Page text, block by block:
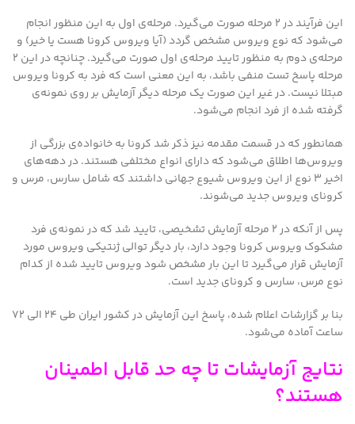
این فرآیند در ۲ مرحله صورت می‌گیرد. مرحله‌ی اول به این منظور انجام
می‌شود که نوع ویروس مشخص گردد (آیا ویروس کرونا هست یا خیر) و
مرحله‌ی دوم به منظور تایید مرحله‌ی اول صورت می‌گیرد. چنانچه در این ۲
مرحله پاسخ تست منفی باشد، به این معنی است که فرد به کرونا ویروس
مبتلا نیست. در غیر این صورت یک مرحله دیگر آزمایش بر روی نمونه‌ی
گرفته شده از فرد انجام می‌شود.
همانطور که در قسمت مقدمه نیز ذکر شد کرونا به خانواده‌ی بزرگی از
ویروس‌ها اطلاق می‌شود که دارای انواع مختلفی هستند. در دهه‌های
اخیر ۳ نوع از این ویروس شیوع جهانی داشتند که شامل سارس، مرس و
کرونای ویروس جدید می‌شوند.
پس از آنکه در ۲ مرحله آزمایش تشخیصی، تایید شد که در نمونه‌ی فرد
مشکوک ویروس کرونا وجود دارد، بار دیگر توالی ژنتیکی ویروس مورد
آزمایش قرار می‌گیرد تا این بار مشخص شود ویروس تایید شده از کدام
نوع مرس، سارس و کرونای جدید است.
بنا بر گزارشات اعلام شده، پاسخ این آزمایش در کشور ایران طی ۲۴ الی ۷۲
ساعت آماده می‌شود.
نتایج آزمایشات تا چه حد قابل اطمینان
هستند؟